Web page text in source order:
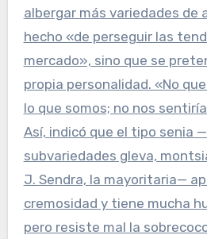
albergar más variedades de
hecho «de perseguir las
mercado», sino que se
propia personalidad. «No
lo que somos; no nos
Así, indicó que el tipo senia
subvariedades gleva,
J. Sendra, la mayoritaria—
cremosidad y tiene mucha
pero resiste mal la